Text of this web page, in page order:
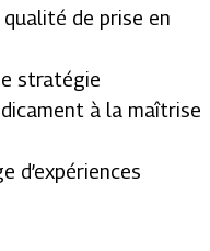
de prise en
stratégie
à la maîtrise
d’expériences